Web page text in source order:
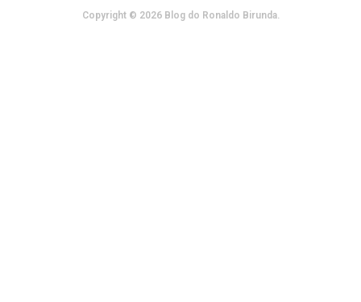
Copyright © 2026 Blog do Ronaldo Birunda.